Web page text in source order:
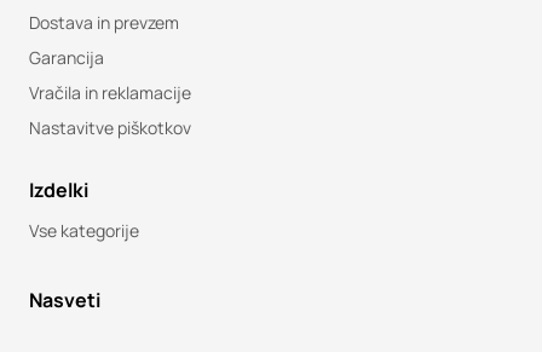
Dostava in prevzem
Garancija
Vračila in reklamacije
Nastavitve piškotkov
Izdelki
Vse kategorije
Nasveti